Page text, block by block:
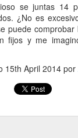
se juntas 14
¿No es
puede
fijos y me
15th April 2014por